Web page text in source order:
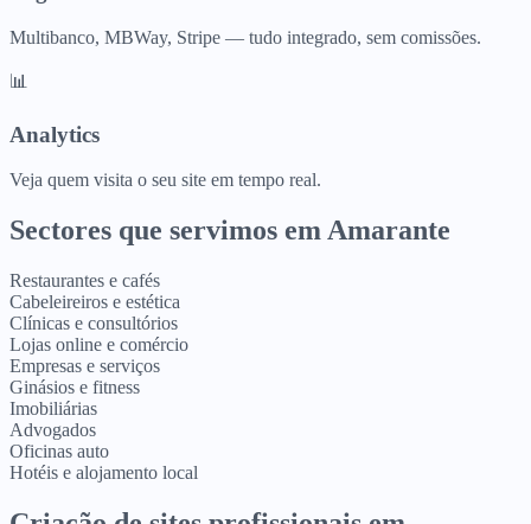
Multibanco, MBWay, Stripe — tudo integrado, sem comissões.
📊
Analytics
Veja quem visita o seu site em tempo real.
Sectores que servimos em Amarante
Restaurantes e cafés
Cabeleireiros e estética
Clínicas e consultórios
Lojas online e comércio
Empresas e serviços
Ginásios e fitness
Imobiliárias
Advogados
Oficinas auto
Hotéis e alojamento local